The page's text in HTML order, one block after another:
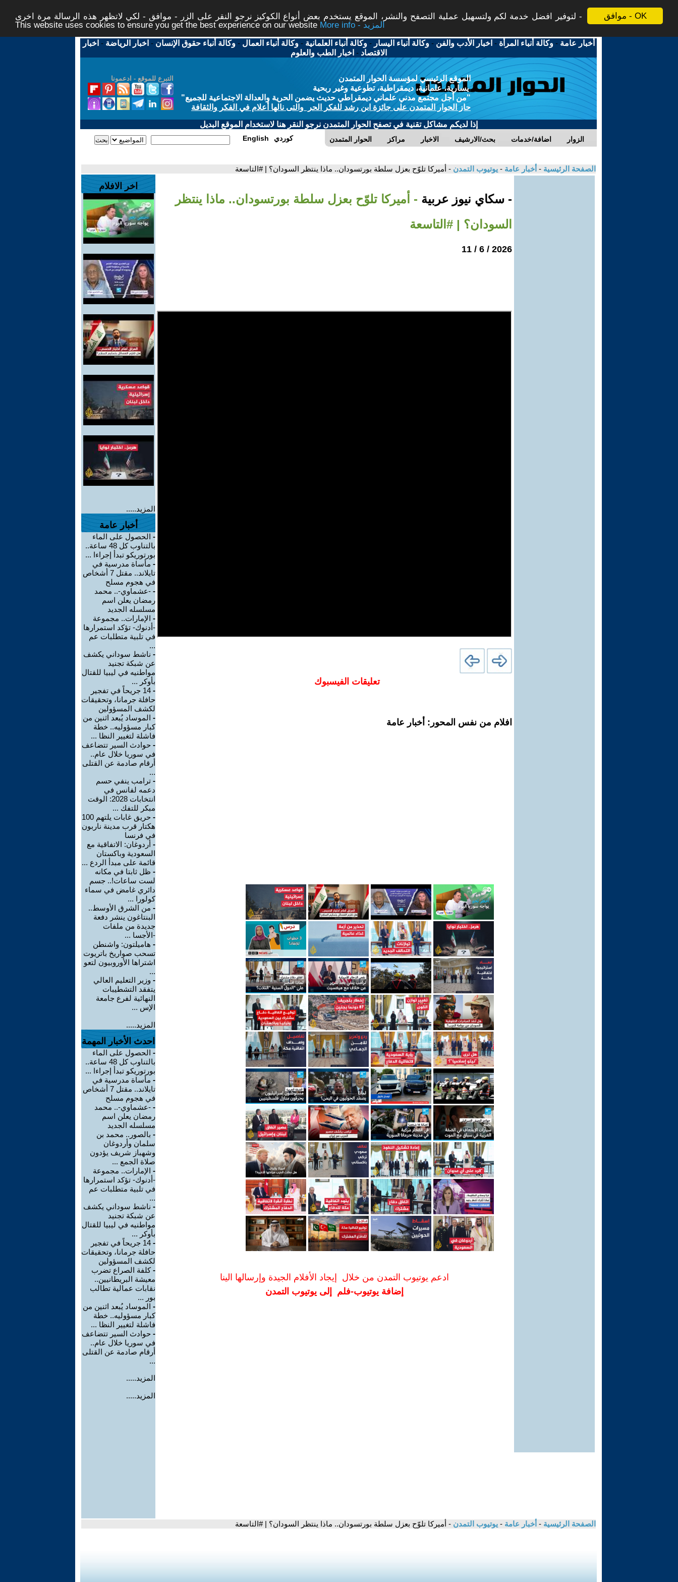
موافق - OK
لتوفير افضل خدمة لكم ولتسهيل عملية التصفح والنشر، الموقع يستخدم بعض أنواع الكوكيز نرجو النقر على الزر - موافق - لكي لاتظهر هذه الرسالة مرة اخرى -
This website uses cookies to ensure you get the best experience on our website
More info - المزيد
أخبار عامة -وكالة أنباء المرأة - اخبار الأدب والفن -وكالة أنباء اليسار -وكالة أنباء العلمانية -وكالة أنباء العمال -وكالة أنباء حقوق الإنسان - اخبار الرياضة - اخبار
الاقتصاد - اخبار الطب والعلوم
التبرع للموقع - ادعمونا
الموقع الرئيسي لمؤسسة الحوار المتمدن
يسارية، علمانية، ديمقراطية، تطوعية وغير ربحية
"من أجل مجتمع مدني علماني ديمقراطي حديث يضمن الحرية والعدالة الاجتماعية للجميع"
حاز الحوار المتمدن على جائزة ابن رشد للفكر الحر والتى نالها أعلام في الفكر والثقافة
إذا لديكم مشاكل تقنية في تصفح الحوار المتمدن نرجو النقر هنا لاستخدام الموقع البديل
الحوار المتمدن مراكز الاخبار بحث/الارشيف اضافة/خدمات الزوار English كوردي
الصفحة الرئيسية - أخبار عامة - يوتيوب التمدن - أميركا تلوّح بعزل سلطة بورتسودان.. ماذا ينتظر السودان؟ | #التاسعة
- سكاي نيوز عربية - أميركا تلوّح بعزل سلطة بورتسودان.. ماذا ينتظر
السودان؟ | #التاسعة
2026 / 6 / 11
تعليقات الفيسبوك
افلام من نفس المحور: أخبار عامة
ادعم يوتيوب التمدن من خلال إيجاد الأفلام الجيدة وإرسالها الينا
إضافة يوتيوب-فلم إلى يوتيوب التمدن
اخر الافلام
المزيد.....
أخبار عامة
- الحصول على الماء
بالتناوب كل 48 ساعة..
بورتوريكو تبدأ إجراءا ...
- مأساة مدرسية في
تايلاند.. مقتل 7 أشخاص
في هجوم مسلح
- -عشماوي-.. محمد
رمضان يعلن اسم
مسلسله الجديد
- الإمارات.. مجموعة
-أدنوك- تؤكد استمرارها
في تلبية متطلبات عم
...
- ناشط سوداني يكشف
عن شبكة تجنيد
مواطنيه في ليبيا للقتال
بأوكر ...
-
14 جريحاً في تفجير
حافلة جرمانا، وتحقيقات
لكشف المسؤولين
- الموساد يُبعد اثنين من
كبار مسؤوليه.. خطة
فاشلة لتغيير النظا ...
- حوادث السير تتضاعف
في سوريا خلال عام..
أرقام صادمة عن القتلى
...
- ترامب ينفي حسم
دعمه لفانس في
انتخابات 2028: الوقت
مبكر للتفك ...
-
حريق غابات يلتهم 100
هكتار قرب مدينة ناربون
في فرنسا
- أردوغان: الاتفاقية مع
السعودية وباكستان
قائمة على مبدأ الردع ...
- ظل ثابتا في مكانه
لست ساعات!.. جسم
دائري غامض في سماء
كولورا ...
- من الشرق الأوسط..
البنتاغون ينشر دفعة
جديدة من ملفات
-الأجسا ...
- هاميلتون: واشنطن
تسحب صواريخ باتريوت
اشتراها الأوروبيون لتعو
...
- وزير التعليم العالي
يتفقد التشطيبات
النهائية لفرع جامعة
الإس ...
المزيد.....
احدث الأخبار المهمة
- الحصول على الماء
بالتناوب كل 48 ساعة..
بورتوريكو تبدأ إجراءا ...
- مأساة مدرسية في
تايلاند.. مقتل 7 أشخاص
في هجوم مسلح
- -عشماوي-.. محمد
رمضان يعلن اسم
مسلسله الجديد
- بالصور.. محمد بن
سلمان وأردوغان
وشهباز شريف يؤدون
صلاة الجمع ...
- الإمارات.. مجموعة
-أدنوك- تؤكد استمرارها
في تلبية متطلبات عم
...
- ناشط سوداني يكشف
عن شبكة تجنيد
مواطنيه في ليبيا للقتال
بأوكر ...
-
14 جريحاً في تفجير
حافلة جرمانا، وتحقيقات
لكشف المسؤولين
-كلفة الصراع تضرب
معيشة البريطانيين..
نقابات عمالية تطالب
بور ...
- الموساد يُبعد اثنين من
كبار مسؤوليه.. خطة
فاشلة لتغيير النظا ...
- حوادث السير تتضاعف
في سوريا خلال عام..
أرقام صادمة عن القتلى
...
المزيد.....
المزيد.....
الصفحة الرئيسية - أخبار عامة - يوتيوب التمدن - أميركا تلوّح بعزل سلطة بورتسودان.. ماذا ينتظر السودان؟ | #التاسعة